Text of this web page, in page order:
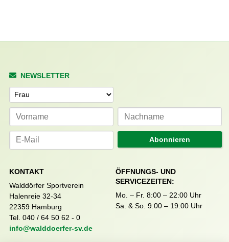
NEWSLETTER
Anrede
Abonnieren
KONTAKT
Walddörfer Sportverein
Halenreie 32-34
22359 Hamburg
Tel. 040 / 64 50 62 - 0
info@walddoerfer-sv.de
ÖFFNUNGS- UND
SERVICEZEITEN:
Mo. – Fr. 8:00 – 22:00 Uhr
Sa. & So. 9:00 – 19:00 Uhr